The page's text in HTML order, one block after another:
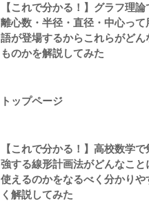
【これで分かる！】グラフ理論
離心数・半径・直径・中心って
語が登場するからこれらがどん
ものかを解説してみた
トップページ
【これで分かる！】高校数学で
強する線形計画法がどんなこと
使えるのかをなるべく分かりや
く解説してみた